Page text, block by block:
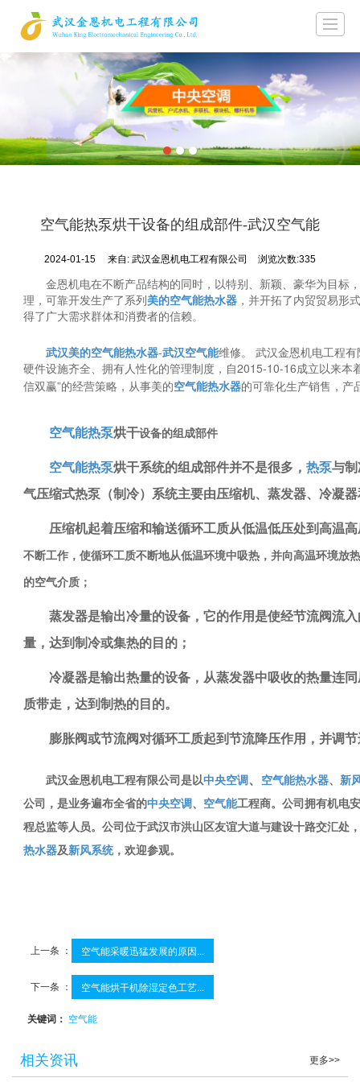
关于金恩产品展示新闻动态成功案例图库展示留言反馈联
空气能热泵烘干设备的组成部件-武汉空气能
2024-01-15 来自:武汉金恩机电工程有限公司 浏览次数:335
金恩机电在不断产品结构的同时，以特别、新颖、豪华为目标
理，可靠开发生产了系列美的空气能热水器 ，并开拓了内贸贸易形
得了广大需求群体和消费者的信赖。
武汉美的空气能热水器-武汉空气能维修。 武汉金恩机电工程
硬件设施齐全、拥有人性化的管理制度，自2015-10-16成立以来本
信双赢”的经营策略，从事美的空气能热水器的可靠化生产销售，产
空气能热泵烘干设备的组成部件
空气能热泵烘干系统的组成部件并不是很多，热泵与
气压缩式热泵（制冷）系统主要由压缩机、蒸发器、冷凝
压缩机起着压缩和输送循环工质从低温低压处到高温
不断工作，使循环工质不断地从低温环境中吸热，并向高温环境放
的空气介质；
蒸发器是输出冷量的设备，它的作用是使经节流阀流
量，达到制冷或集热的目的；
冷凝器是输出热量的设备，从蒸发器中吸收的热量连
质带走，达到制热的目的。
膨胀阀或节流阀对循环工质起到节流降压作用，并调
武汉金恩机电工程有限公司是以中央空调、 空气能热水器、新
公司，是业务遍布全省的中央空调、 空气能工程商。公司拥有机电
程总监等人员。公司位于武汉市洪山区友谊大道与建设十路交汇处
热水器及新风系统，欢迎参观。
上一条 ： 空气能采暖迅猛发展的原因...
下一条 ： 空气能烘干机除湿定色工艺...
关键词： 空气能
相关资讯 更多>>